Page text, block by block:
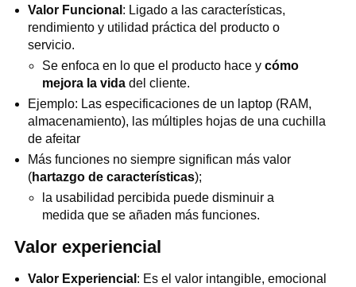
Valor Funcional : Ligado a las características,
rendimiento y utilidad práctica del producto o
servicio.
Se enfoca en lo que el producto hace y cómo
mejora la vidadel cliente.
Ejemplo: Las especificaciones de un laptop (RAM,
almacenamiento), las múltiples hojas de una cuchilla
de afeitar
Más funciones no siempre significan más valor
(hartazgo de características);
la usabilidad percibida puede disminuir a
medida que se añaden más funciones.
Valor experiencial
Valor Experiencial : Es el valor intangible, emocional